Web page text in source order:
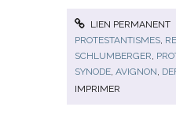
LIEN PERMANENT
PROTESTANTISMES,
SCHLUMBERGER
SYNODE, AVIGNON
IMPRIMER